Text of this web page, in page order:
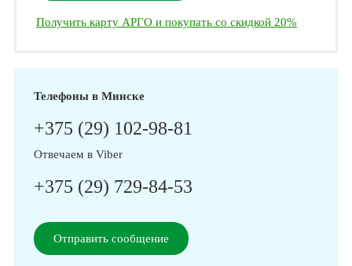
Получить карту АРГО и покупать со скидкой 20%
Телефоны в Минске
+375 (29) 102-98-81
Отвечаем в Viber
+375 (29) 729-84-53
Отправить сообщение